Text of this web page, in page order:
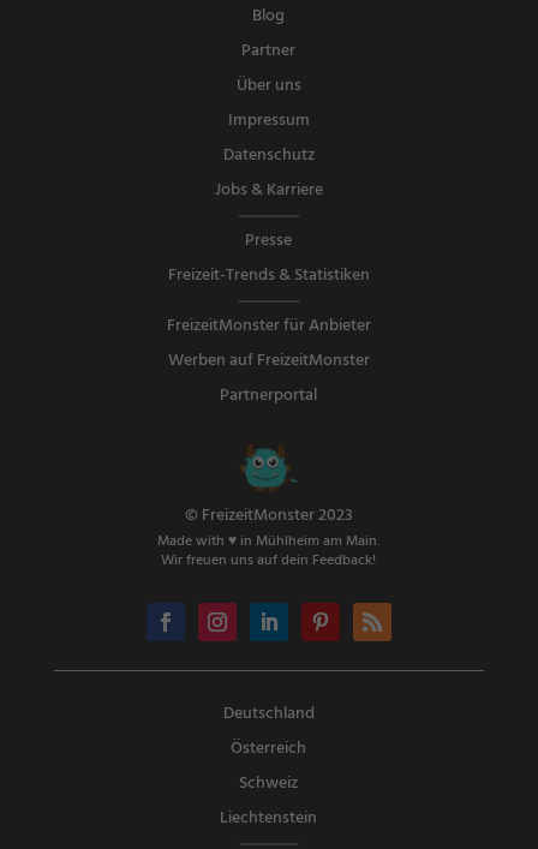
Blog
Partner
Über uns
Impressum
Datenschutz
Jobs & Karriere
Presse
Freizeit-Trends & Statistiken
FreizeitMonster für Anbieter
Werben auf FreizeitMonster
Partnerportal
© FreizeitMonster 2023
Made with ♥ in Mühlheim am Main.
Wir freuen uns auf dein Feedback!
Deutschland
Österreich
Schweiz
Liechtenstein